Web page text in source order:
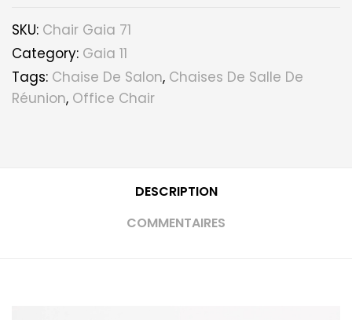
SKU: Chair Gaia 71
Category: Gaia 11
Tags: Chaise De Salon, Chaises De Salle De
Réunion, Office Chair
DESCRIPTION
COMMENTAIRES